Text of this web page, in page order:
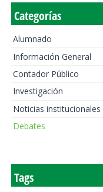
Categorías
Alumnado
Información General
Contador Público
Investigación
Noticias institucionales
Debates
Tags